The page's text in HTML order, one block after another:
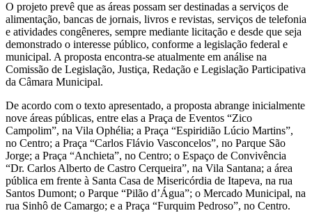
O projeto prevê que as áreas possam ser destinadas a serviços de
alimentação, bancas de jornais, livros e revistas, serviços de telefonia
e atividades congêneres, sempre mediante licitação e desde que seja
demonstrado o interesse público, conforme a legislação federal e
municipal. A proposta encontra-se atualmente em análise na
Comissão de Legislação, Justiça, Redação e Legislação Participativa
da Câmara Municipal.
De acordo com o texto apresentado, a proposta abrange inicialmente
nove áreas públicas, entre elas a Praça de Eventos “Zico
Campolim”, na Vila Ophélia; a Praça “Espiridião Lúcio Martins”,
no Centro; a Praça “Carlos Flávio Vasconcelos”, no Parque São
Jorge; a Praça “Anchieta”, no Centro; o Espaço de Convivência
“Dr. Carlos Alberto de Castro Cerqueira”, na Vila Santana; a área
pública em frente à Santa Casa de Misericórdia de Itapeva, na rua
Santos Dumont; o Parque “Pilão d’Água”; o Mercado Municipal, na
rua Sinhô de Camargo; e a Praça “Furquim Pedroso”, no Centro.